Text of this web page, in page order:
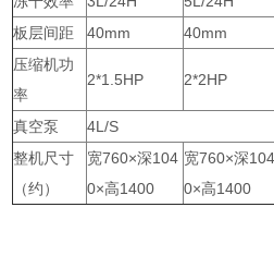
板层间距
40mm 40mm
压缩机功
率
2*1.5HP 2*2HP
真空泵
4L/S
整机尺寸
（约）
宽760×深104
0×高1400
宽760×深104
0×高1400